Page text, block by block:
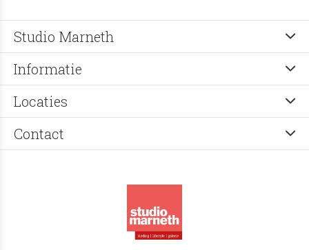
Studio Marneth
Informatie
Locaties
Contact